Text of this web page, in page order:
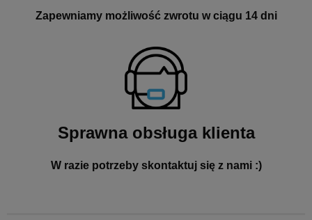
Zapewniamy możliwość zwrotu w ciągu 14 dni
Sprawna obsługa klienta
W razie potrzeby skontaktuj się z nami :)